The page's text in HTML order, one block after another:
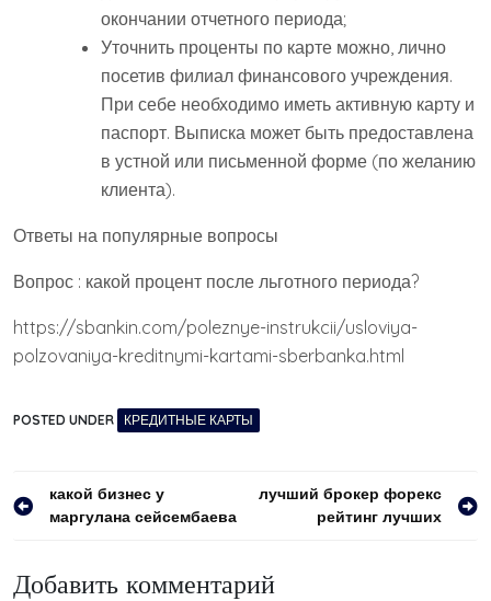
окончании отчетного периода;
Уточнить проценты по карте можно, лично
посетив филиал финансового учреждения.
При себе необходимо иметь активную карту и
паспорт. Выписка может быть предоставлена
в устной или письменной форме (по желанию
клиента).
Ответы на популярные вопросы
Вопрос : какой процент после льготного периода?
https://sbankin.com/poleznye-instrukcii/usloviya-
polzovaniya-kreditnymi-kartami-sberbanka.html
POSTED UNDER КРЕДИТНЫЕ КАРТЫ
Навигация
какой бизнес у
маргулана сейсембаева
лучший брокер форекс
рейтинг лучших
Добавить комментарий